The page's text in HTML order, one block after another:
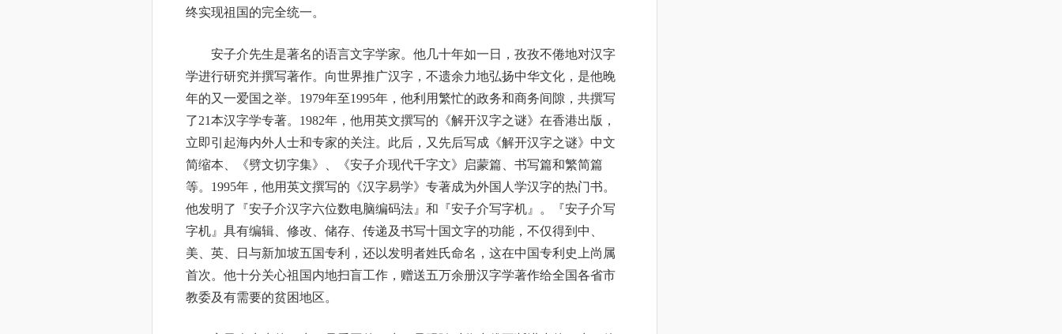
终实现祖国的完全统一。
安子介先生是著名的语言文字学家。他几十年如一日，孜孜不倦地对汉字
学进行研究并撰写著作。向世界推广汉字，不遗余力地弘扬中华文化，是他晚
年的又一爱国之举。1979年至1995年，他利用繁忙的政务和商务间隙，共撰写
了21本汉字学专著。1982年，他用英文撰写的《解开汉字之谜》在香港出版，
立即引起海内外人士和专家的关注。此后，又先后写成《解开汉字之谜》中文
简缩本、《劈文切字集》、《安子介现代千字文》启蒙篇、书写篇和繁简篇
等。1995年，他用英文撰写的《汉字易学》专著成为外国人学汉字的热门书。
他发明了『安子介汉字六位数电脑编码法』和『安子介写字机』。『安子介写
字机』具有编辑、修改、储存、传递及书写十国文字的功能，不仅得到中、
美、英、日与新加坡五国专利，还以发明者姓氏命名，这在中国专利史上尚属
首次。他十分关心祖国内地扫盲工作，赠送五万余册汉字学著作给全国各省市
教委及有需要的贫困地区。